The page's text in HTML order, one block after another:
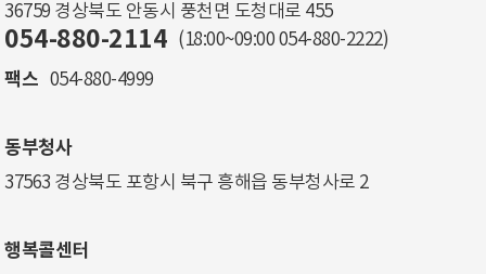
36759 경상북도 안동시 풍천면 도청대로 455
054-880-2114 (18:00~09:00 054-880-2222)
팩스 054-880-4999
동부청사
37563 경상북도 포항시 북구 흥해읍 동부청사로 2
행복콜센터